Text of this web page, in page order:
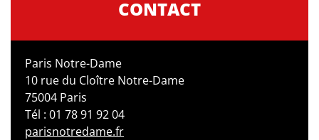
CONTACT
Paris Notre-Dame
10 rue du Cloître Notre-Dame
75004 Paris
Tél : 01 78 91 92 04
parisnotredame.fr